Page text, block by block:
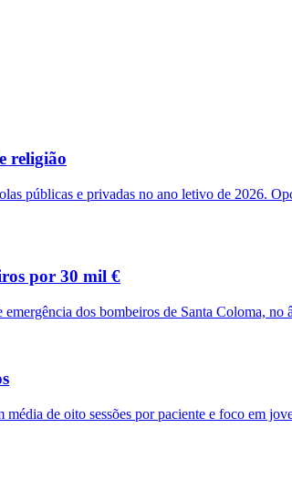
religião
públicas e privadas no ano letivo de 2026.
por 30 mil €
dos bombeiros de Santa Coloma, no
de oito sessões por paciente e foco em